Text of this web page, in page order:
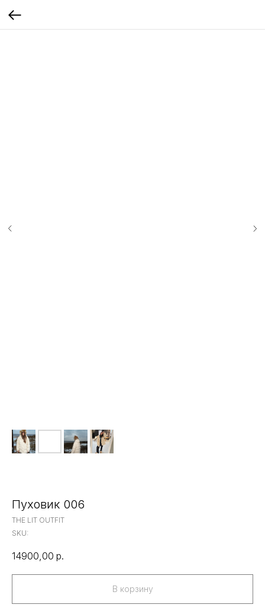
Пуховик 006
THE LIT OUTFIT
SKU:
14900,00 р.
В корзину